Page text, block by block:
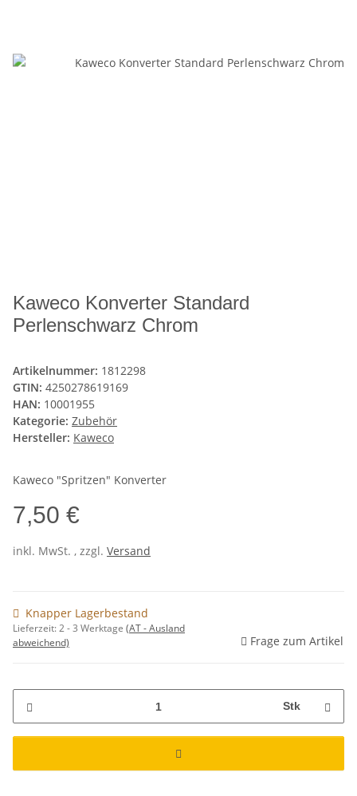
Kaweco Konverter Standard
Perlenschwarz Chrom
Artikelnummer: 1812298
GTIN: 4250278619169
HAN: 10001955
Kategorie: Zubehör
Hersteller: Kaweco
Kaweco "Spritzen" Konverter
7,50 €
inkl. MwSt. , zzgl. Versand
Knapper Lagerbestand
Lieferzeit:2 - 3 Werktage (AT - Ausland
abweichend)
Frage zum Artikel
Stk